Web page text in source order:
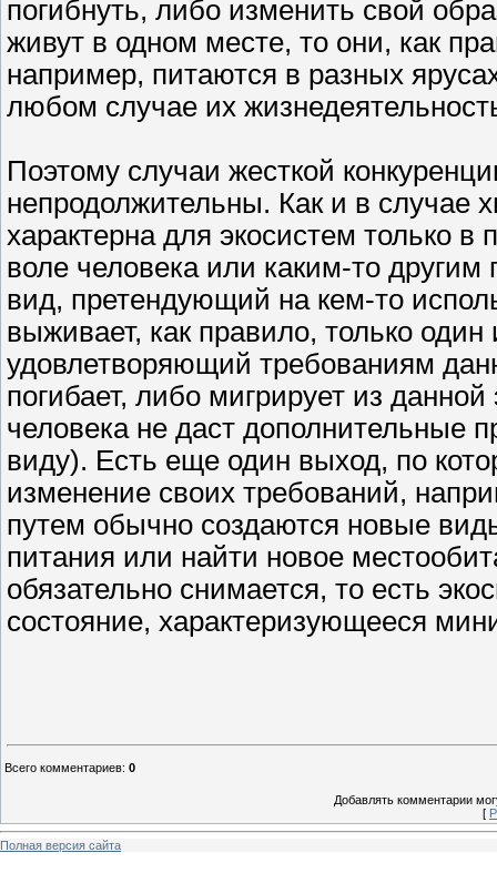
погибнуть, либо изменить свой
живут в одном месте, то они, как
например, питаются в разных
любом случае их
Поэтому случаи жесткой
непродолжительны. Как и в случае
характерна для экосистем только
воле человека или каким-то
вид, претендующий на кем-то
выживает, как правило, только
удовлетворяющий требованиям
погибает, либо мигрирует из
человека не даст дополнительные
виду). Есть еще один выход, по
изменение своих требований,
путем обычно создаются новые
питания или найти новое
обязательно снимается, то есть
состояние, характеризующееся
Всего комментариев: 0
Добавлять комментарии
[
Полная версия сайта